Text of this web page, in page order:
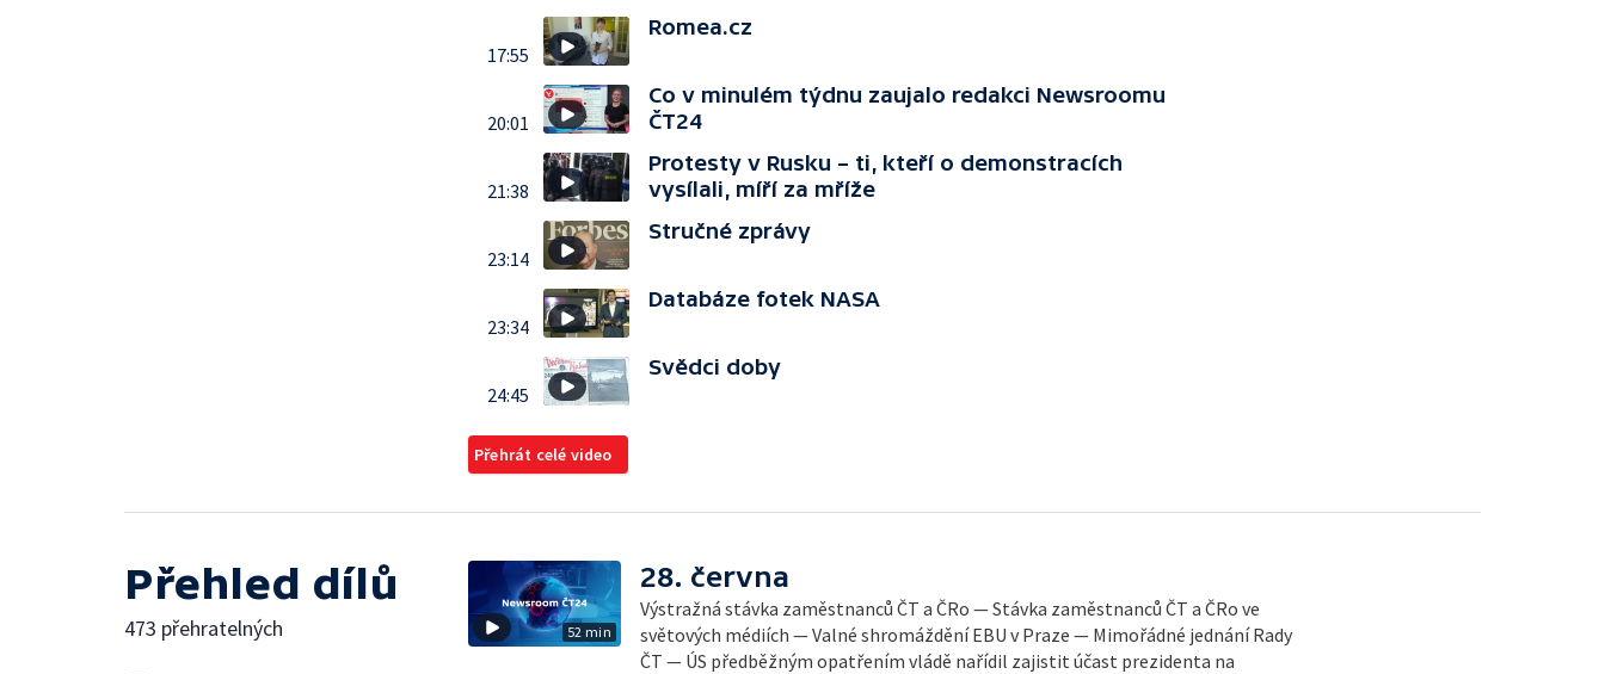
17:55
Romea.cz
20:01
Co v minulém týdnu zaujalo redakci Newsroomu
ČT24
21:38
Protesty v Rusku – ti, kteří o demonstracích
vysílali, míří za mříže
23:14
Stručné zprávy
23:34
Databáze fotek NASA
24:45
Svědci doby
Přehrát celé video
Přehled dílů
473 přehratelných 52 min
28. června
Výstražná stávka zaměstnanců ČT a ČRo — Stávka zaměstnanců ČT a ČRo ve
světových médiích — Valné shromáždění EBU v Praze — Mimořádné jednání Rady
ČT — ÚS předběžným opatřením vládě nařídil zajistit účast prezidenta na